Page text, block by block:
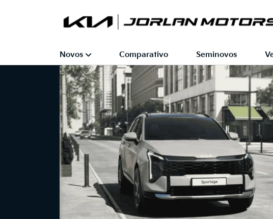
Novos Comparativo Seminovos